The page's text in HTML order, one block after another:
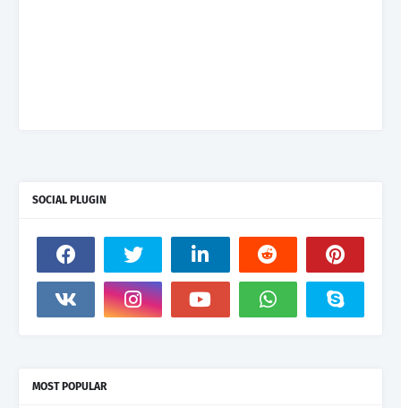
SOCIAL PLUGIN
MOST POPULAR